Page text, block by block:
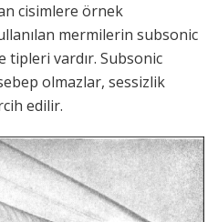
cisimlere örnek
mermilerin subsonic
tipleri vardır. Subsonic
olmazlar, sessizlik
edilir.